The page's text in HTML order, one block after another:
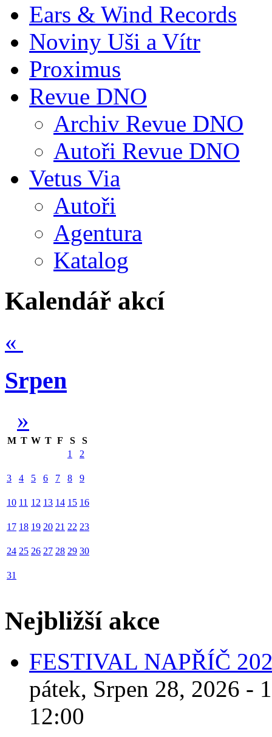
Ears & Wind Records
Noviny Uši a Vítr
Proximus
Revue DNO
Archiv Revue DNO
Autoři Revue DNO
Vetus Via
Autoři
Agentura
Katalog
Kalendář akcí
«
Srpen
»
M T W T F S
S
1
2
3 4 5 6 7 8 9
10 11 12 13 14 15 16
17 18 19 20 21 22 23
24 25 26 27 28 29 30
31
Nejbližší akce
FESTIVAL NAPŘÍČ
pátek, Srpen 28, 2026 -
12:00